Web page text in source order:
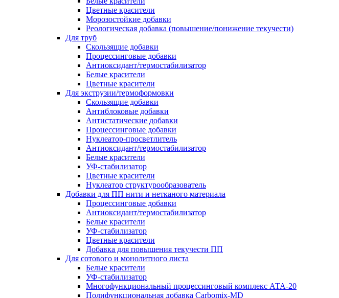
Цветные красители
Морозостойкие добавки
Реологическая добавка (повышение/понижение текучести)
Для труб
Скользящие добавки
Процессинговые добавки
Антиоксидант/термостабилизатор
Белые красители
Цветные красители
Для экструзии/термоформовки
Скользящие добавки
Антиблоковые добавки
Антистатические добавки
Процессинговые добавки
Нуклеатор-просветлитель
Антиоксидант/термостабилизатор
Белые красители
УФ-стабилизатор
Цветные красители
Нуклеатор структурообразователь
Добавки для ПП нити и нетканого материала
Процессинговые добавки
Антиоксидант/термостабилизатор
Белые красители
УФ-стабилизатор
Цветные красители
Добавка для повышения текучести ПП
Для сотового и монолитного листа
Белые красители
УФ-стабилизатор
Многофункциональный процессинговый комплекс АТА-20
Полифункциональная добавка Carbomix-MD